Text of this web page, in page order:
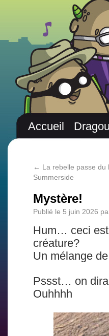
Accueil
← La rebelle passe du
Summerside
Mystère!
Publié le 5 juin 2026
Hum… ceci est
créature?
Un mélange
Pssst… on
Ouhhhh